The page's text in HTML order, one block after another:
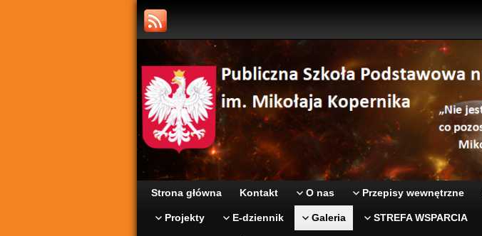
Strona główna Kontakt O nas Przepisy wewnętrzne
Projekty E-dziennik Galeria STREFA WSPARCIA